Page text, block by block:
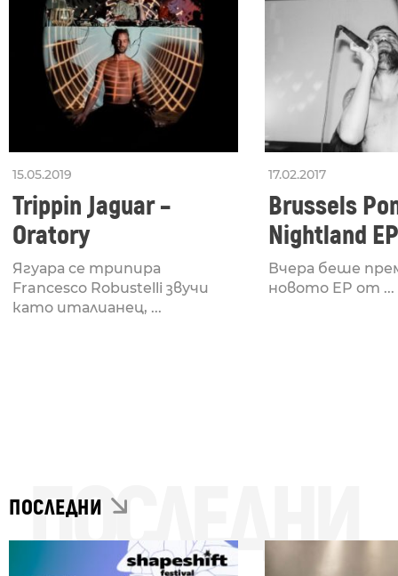
15.05.2019
Trippin Jaguar –
Oratory
Ягуара се трипира
Francesco Robustelli звучи
като италианец, ...
17.02.2017
Brussels
Nightland
Premiere
Вчера беше
новото EP от ...
ПОСЛЕДНИ
ПОСЛЕДНИ